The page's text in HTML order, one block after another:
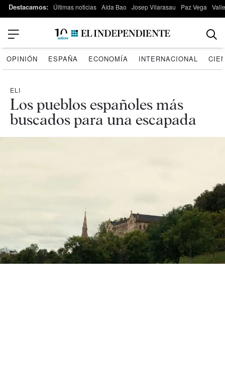
Destacamos: Últimas noticias Aída Bao Josep Vilarasau Paz Vega
OPINIÓN ESPAÑA ECONOMÍA INTERNACIONAL
ELI
Los pueblos españoles más
buscados para una escapada